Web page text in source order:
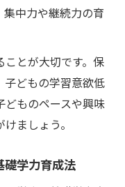
中力や継続力の育
ことが大切です。保
どもの学習意欲低
ものペースや興味
ましょう。
礎学力育成法